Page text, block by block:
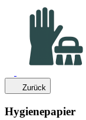
Zurück
Hygienepapier